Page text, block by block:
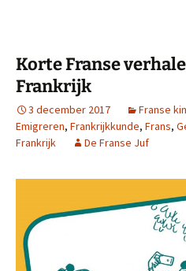
Korte Franse
Frankrijk
3 december 2017 Franse
Emigreren, Frankrijkkunde, Frans,
Frankrijk
De Franse Juf